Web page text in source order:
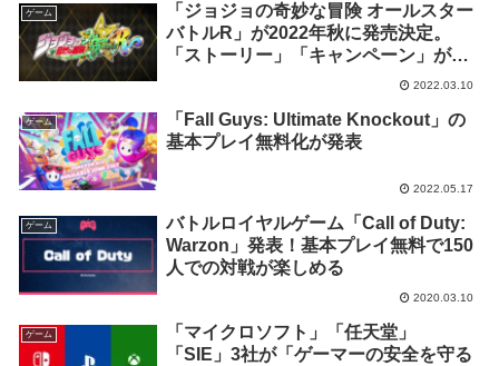
ゲーム
「ジョジョの奇妙な冒険 オールスター
バトルR」が2022年秋に発売決定。
「ストーリー」「キャンペーン」が削
2022.03.10
ゲーム
「Fall Guys: Ultimate Knockout」の
基本プレイ無料化が発表
2022.05.17
ゲーム
バトルロイヤルゲーム「Call of Duty:
Warzon」発表！基本プレイ無料で150
人での対戦が楽しめる
2020.03.10
ゲーム
「マイクロソフト」「任天堂」
「SIE」3社が「ゲーマーの安全を守る